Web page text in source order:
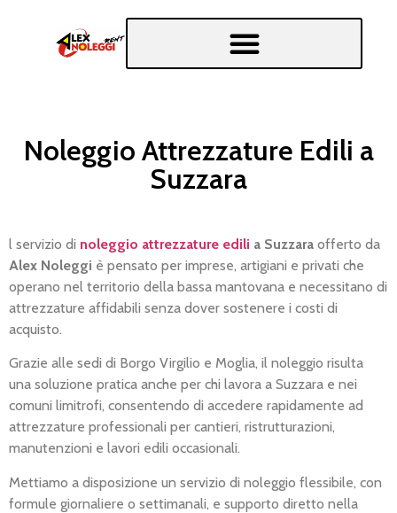
Noleggio Attrezzature Edili a
Suzzara
l servizio di noleggio attrezzature edili a Suzzara offerto da
Alex Noleggi è pensato per imprese, artigiani e privati che
operano nel territorio della bassa mantovana e necessitano di
attrezzature affidabili senza dover sostenere i costi di
acquisto.
Grazie alle sedi di Borgo Virgilio e Moglia, il noleggio risulta
una soluzione pratica anche per chi lavora a Suzzara e nei
comuni limitrofi, consentendo di accedere rapidamente ad
attrezzature professionali per cantieri, ristrutturazioni,
manutenzioni e lavori edili occasionali.
Mettiamo a disposizione un servizio di noleggio flessibile, con
formule giornaliere o settimanali, e supporto diretto nella